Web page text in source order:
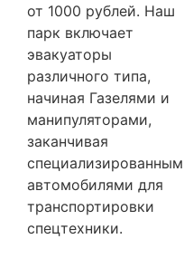
от 1000 рублей. Наш
парк включает
эвакуаторы
различного типа,
начиная Газелями и
манипуляторами,
заканчивая
автомобилями для
транспортировки
спецтехники.